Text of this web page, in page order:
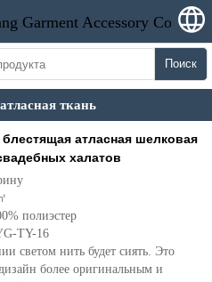
Поиск
ткань
атласная шелковая
халатов
полиэстер
TY-16
светом нить будет сиять. Это
более оригинальным и